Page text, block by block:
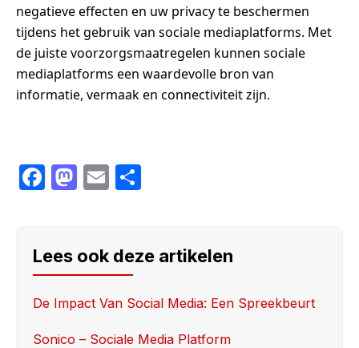
negatieve effecten en uw privacy te beschermen
tijdens het gebruik van sociale mediaplatforms. Met
de juiste voorzorgsmaatregelen kunnen sociale
mediaplatforms een waardevolle bron van
informatie, vermaak en connectiviteit zijn.
F
e
b
o
o
M
o
d
o
n
E
e
Lees ook deze artikelen
De Impact Van Social Media: Een Spreekbeurt
Sonico – Sociale Media Platform